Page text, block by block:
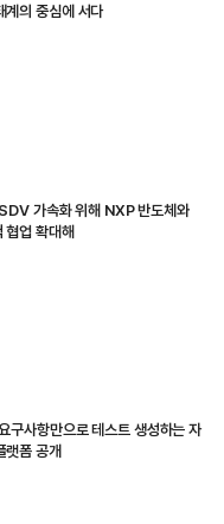
계의 중심에 서다
가속화 위해 NXP 반도체와
협업 확대해
구사항만으로 테스트 생성하는 자
랫폼 공개